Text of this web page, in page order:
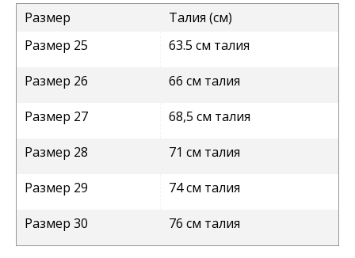
Размер
Талия (см)
Размер 25
63.5 см талия
Размер 26 66 см талия
Размер 27 68,5 см талия
Размер 28 71 см талия
Размер 29 74 см талия
Размер 30 76 см талия